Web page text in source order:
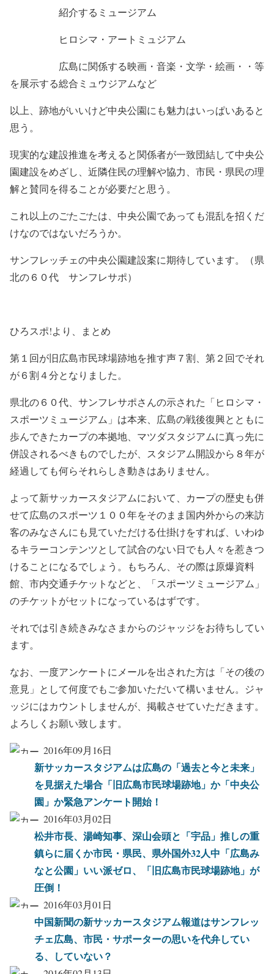
紹介するミュージアム
ヒロシマ・アートミュジアム
広島に関係する映画・音楽・文学・絵画・・等
を展示する総合ミュウジアムなど
以上、跡地がいいけど中央公園にも魅力はいっぱいあると
思う。
現実的な建設推進を考えると関係者が一致団結して中央公
園建設をめざし、 近隣住民の理解や協力、市民・県民の理
解と賛同を得ることが必要だと思う。
これ以上のごたごたは、中央公園であっても混乱を招くだ
けなのではないだろうか。
サンフレッチェの中央公園建設案に期待しています。（県
北の６０代 サンフレサポ）
ひろスポ!より、まとめ
第１回が旧広島市民球場跡地を推す声７割、第２回でそれ
が６割４分となりました。
県北の６０代、サンフレサポさんの示された「ヒロシマ・
スポーツミュージアム」は本来、広島の戦後復興とともに
歩んできたカープの本拠地、マツダスタジアムに真っ先に
併設されるべきものでしたが、スタジアム開設から８年が
経過しても何らそれらしき動きはありません。
よって新サッカースタジアムにおいて、カープの歴史も併
せて広島のスポーツ１００年をそのまま国内外からの来訪
客のみなさんにも見ていただける仕掛けをすれば、いわゆ
るキラーコンテンツとして試合のない日でも人々を惹きつ
けることになるでしょう。もちろん、その際は原爆資料
館、市内交通チケットなどと、「スポーツミュージアム」
のチケットがセットになっているはずです。
それでは引き続きみなさまからのジャッジをお待ちしてい
ます。
なお、一度アンケートにメールを出された方は「その後の
意見」として何度でもご参加いただいて構いません。ジャ
ッジにはカウントしませんが、掲載させていただきます。
よろしくお願い致します。
2016年09月16日
新サッカースタジアムは広島の「過去と今と未来」
を見据えた場合「旧広島市民球場跡地」か「中央公
園」か緊急アンケート開始！
2016年03月02日
松井市長、湯崎知事、深山会頭と「宇品」推しの重
鎮らに届くか市民・県民、県外国外32人中「広島み
なと公園」いい派ゼロ、「旧広島市民球場跡地」が
圧倒！
2016年03月01日
中国新聞の新サッカースタジアム報道はサンフレッ
チェ広島、市民・サポーターの思いを代弁してい
る、していない？